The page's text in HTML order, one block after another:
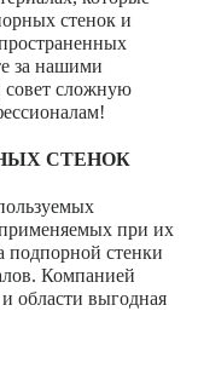
стенок и
за нашими
сложную
СТЕНОК
при их
подпорной стенки
Компанией
области выгодная